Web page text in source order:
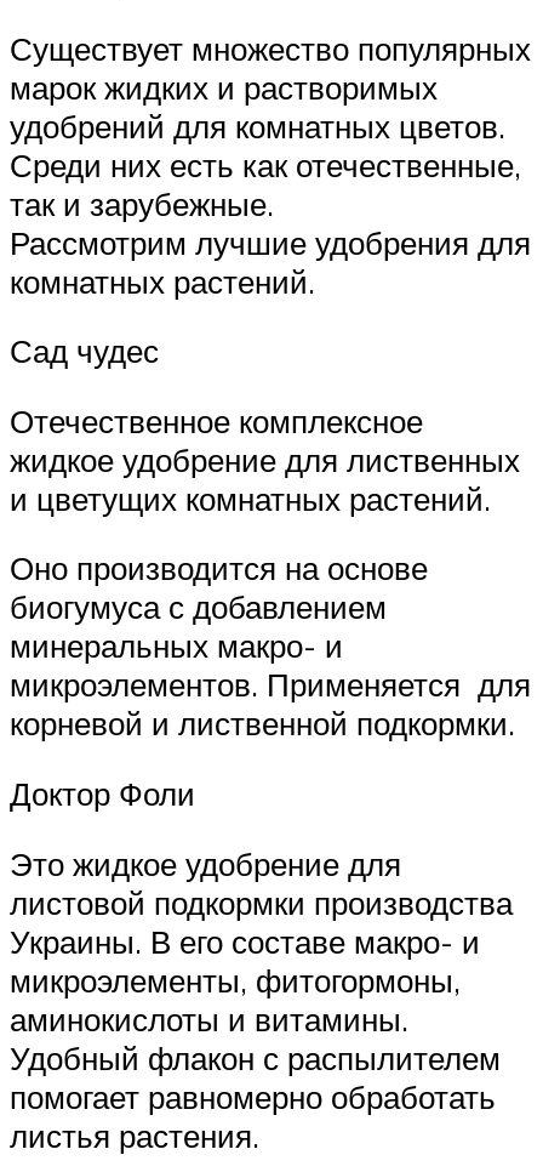
Существует множество популярных
марок жидких и растворимых
удобрений для комнатных цветов.
Среди них есть как отечественные,
так и зарубежные.
Рассмотрим лучшие удобрения для
комнатных растений.
Сад чудес
Отечественное комплексное
жидкое удобрение для лиственных
и цветущих комнатных растений.
Оно производится на основе
биогумуса с добавлением
минеральных макро- и
микроэлементов. Применяется для
корневой и лиственной подкормки.
Доктор Фоли
Это жидкое удобрение для
листовой подкормки производства
Украины. В его составе макро- и
микроэлементы, фитогормоны,
аминокислоты и витамины.
Удобный флакон с распылителем
помогает равномерно обработать
листья растения.